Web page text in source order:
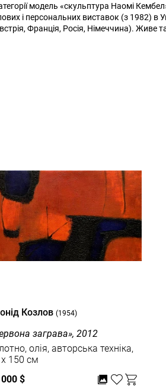
модель «скульптура Наомі
і персональних виставок (з 1982) в
Франція, Росія, Німеччина). Живе
Козлов(1954)
заграва», 2012
олія, авторська техніка,
150 см
$